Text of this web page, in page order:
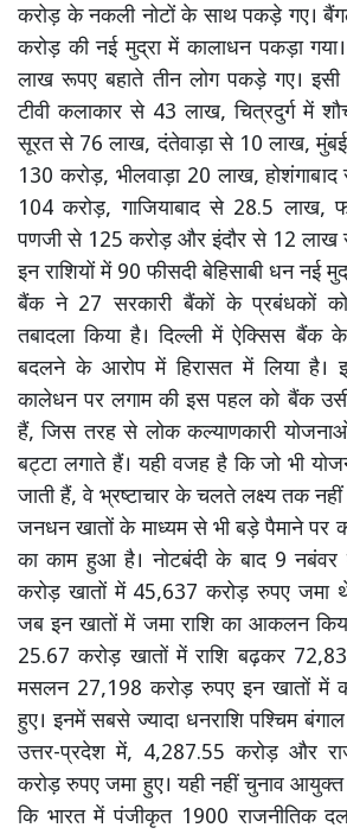
करोड़ के नकली नोटों के साथ पकड़े गए।
करोड़ की नई मुद्रा में कालाधन पकड़ा
लाख रूपए बहाते तीन लोग पकड़े गए। इसी
टीवी कलाकार से 43 लाख, चित्रदुर्ग में
सूरत से 76 लाख, दंतेवाड़ा से 10 लाख,
130 करोड़, भीलवाड़ा 20 लाख,
104 करोड़, गाजियाबाद से 28.5 लाख,
पणजी से 125 करोड़ और इंदौर से 12 लाख
इन राशियों में 90 फीसदी बेहिसाबी धन नई
बैंक ने 27 सरकारी बैंकों के प्रबंधकों
तबादला किया है। दिल्ली में ऐक्सिस बैंक
बदलने के आरोप में हिरासत में लिया है।
कालेधन पर लगाम की इस पहल को बैंक
हैं, जिस तरह से लोक कल्याणकारी
बट्टा लगाते हैं। यही वजह है कि जो भी
जाती हैं, वे भ्रष्टाचार के चलते लक्ष्य तक नहीं
जनधन खातों के माध्यम से भी बड़े पैमाने पर
का काम हुआ है। नोटबंदी के बाद 9
करोड़ खातों में 45,637 करोड़ रुपए जमा
जब इन खातों में जमा राशि का आकलन
25.67 करोड़ खातों में राशि बढ़कर
मसलन 27,198 करोड़ रुपए इन खातों में
हुए। इनमें सबसे ज्यादा धनराशि पश्चिम
उत्तर-प्रदेश में, 4,287.55 करोड़ और
करोड़ रुपए जमा हुए। यही नहीं चुनाव
कि भारत में पंजीकृत 1900 राजनीतिक